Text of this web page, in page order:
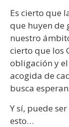
Es cierto que
que huyen de
nuestro
cierto que los
obligación y
acogida de
busca
Y sí, puede
esto…